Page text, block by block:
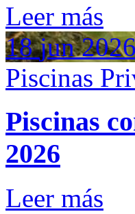
Leer más
18 jun
Piscinas
Piscinas
2026
Leer más